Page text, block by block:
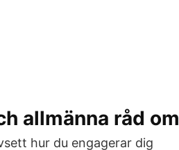
allmänna råd om
hur du engagerar dig